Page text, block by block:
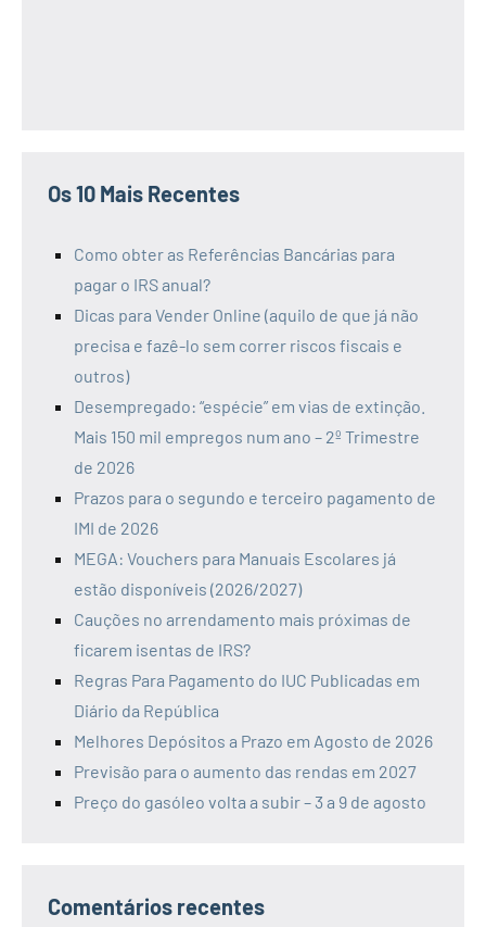
Os 10 Mais Recentes
Como obter as Referências Bancárias para
pagar o IRS anual?
Dicas para Vender Online (aquilo de que já não
precisa e fazê-lo sem correr riscos fiscais e
outros)
Desempregado: “espécie” em vias de extinção.
Mais 150 mil empregos num ano – 2º Trimestre
de 2026
Prazos para o segundo e terceiro pagamento de
IMI de 2026
MEGA: Vouchers para Manuais Escolares já
estão disponíveis (2026/2027)
Cauções no arrendamento mais próximas de
ficarem isentas de IRS?
Regras Para Pagamento do IUC Publicadas em
Diário da República
Melhores Depósitos a Prazo em Agosto de 2026
Previsão para o aumento das rendas em 2027
Preço do gasóleo volta a subir – 3 a 9 de agosto
Comentários recentes